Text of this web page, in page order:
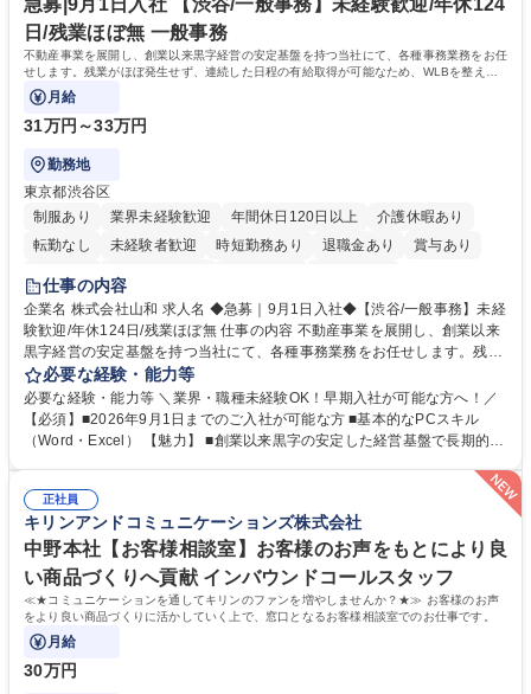
います。 学歴・資格 学歴：大学院 大学 高専 短大 専修学校 高校 語学力：
資格：
急募|9月1日入社 【渋谷/一般事務】未経験歓迎/年休124
日/残業ほぼ無 一般事務
不動産事業を展開し、創業以来黒字経営の安定基盤を持つ当社にて、各種事務業務をお任
せします。残業がほぼ発生せず、連続した日程の有給取得が可能なため、WLBを整えた
い方にお勧めの環境です！
月給
31万円～33万円
勤務地
東京都渋谷区
制服あり
業界未経験歓迎 年間休日120日以上
介護休暇あり
転勤なし
未経験者歓迎 時短勤務あり 退職金あり
賞与あり
育休あり
完全週休2日制
仕事の内容
企業名 株式会社山和 求人名 ◆急募｜9月1日入社◆【渋谷/一般事務】未経
験歓迎/年休124日/残業ほぼ無 仕事の内容 不動産事業を展開し、創業以来
黒字経営の安定基盤を持つ当社にて、各種事務業務をお任せします。残業
がほぼ発生せず、連続した日程の有給取得が可能なため、WLBを整えたい
方にお勧めの環境です！ 入社後はOJTを通じて丁寧に研修を行いますの
で、事務未経験の方でも安心して臨むことができます。 【業務詳細】■電
話・来客対応 ■物件の鍵や社内の備品管理 ■データ入力や書類作成 ■契約
必要な経験・能力等
必要な経験・能力等 ＼業界・職種未経験OK！早期入社が可能な方へ！／
【必須】■2026年9月1日までのご入社が可能な方 ■基本的なPCスキル
（Word・Excel） 【魅力】 ■創業以来黒字の安定した経営基盤で長期的に
両立が可能 ■有給取得を積極的に推奨、年間10日程度の取得実績 ■1ヶ月
のOJTで業務を習得可能、未経験でもしっかりサポート 学歴・資格 学
歴：大学院 大学 高専 短大 語学力： 資格：
正社員
キリンアンドコミュニケーションズ株式会社
中野本社【お客様相談室】お客様のお声をもとにより良
い商品づくりへ貢献 インバウンドコールスタッフ
≪★コミュニケーションを通してキリンのファンを増やしませんか？★≫ お客様のお声
をより良い商品づくりに活かしていく上で、窓口となるお客様相談室でのお仕事です。
月給
30万円